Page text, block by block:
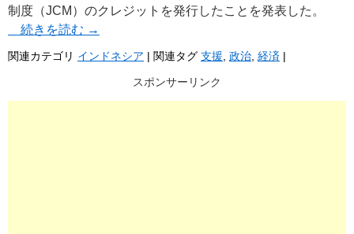
制度（JCM）のクレジットを発行したことを発表した。
続きを読む →
関連カテゴリ インドネシア | 関連タグ 支援 政治 経済 |
スポンサーリンク